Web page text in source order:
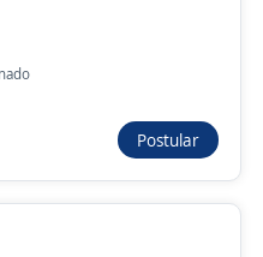
destacado Postular